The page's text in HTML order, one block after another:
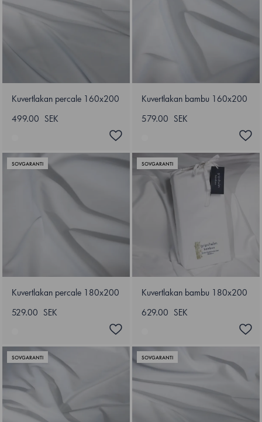
Kuvertlakan percale 160x200
499.00 SEK
Kuvertlakan bambu 160x200
579.00 SEK
Kuvertlakan percale 180x200
529.00 SEK
SOVGARANTI
Kuvertlakan bambu 180x200
629.00 SEK
SOVGARANTI
SOVGARANTI SOVGARANTI